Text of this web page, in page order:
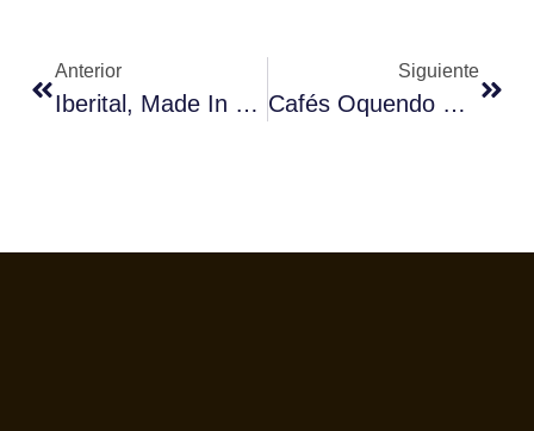
Anterior
Iberital, Made In Barcelona, Transforma El Escenario Del Café En HOSTELCO2024.
Siguiente
Cafés Oquendo Renovó Con Éxito Sus Certificaciones Seguridad Alimentaria